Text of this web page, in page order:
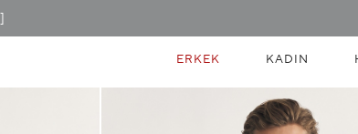
ERKEK KADIN